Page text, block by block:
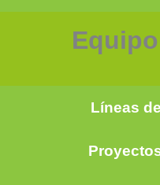
Flor
Líneas